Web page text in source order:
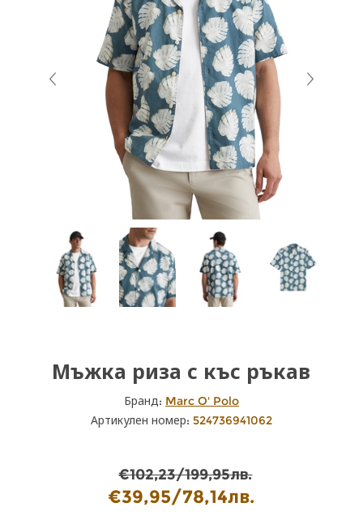
Мъжка риза с къс ръкав
Бранд: Marc O' Polo
Артикулен номер: 524736941062
€102,23/199,95лв.
€39,95/78,14лв.